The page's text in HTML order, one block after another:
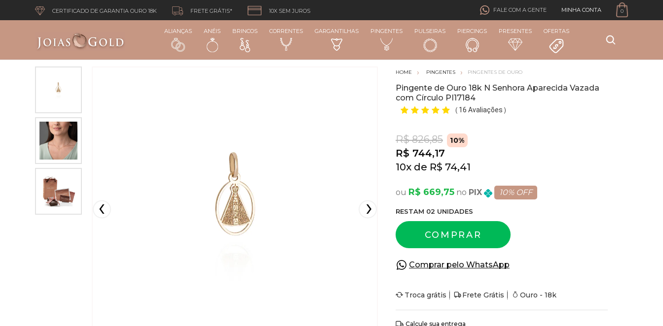
CERTIFICADO DE GARANTIA OURO 18K FRETE GRÁTIS* 10X SEM JUROS FALE COM A GENTE MINHA CONTA 0
ALIANÇAS ANÉIS BRINCOS CORRENTES GARGANTILHAS PINGENTES PULSEIRAS PIERCINGS PRESENTES OFERTAS
PINGENTES PINGENTES DE OURO
Pingente de Ouro 18k N Senhora Aparecida Vazada
com Círculo PI17184
( 16 Avaliações )
R$ 826,85 10%
R$ 744,17
10x R$ 74,41
R$ 669,75 PIX 10% OFF
RESTAM 02 UNIDADES
COMPRAR
Comprar pelo WhatsApp
Troca grátis Frete Grátis Ouro - 18k
Calcule sua entrega